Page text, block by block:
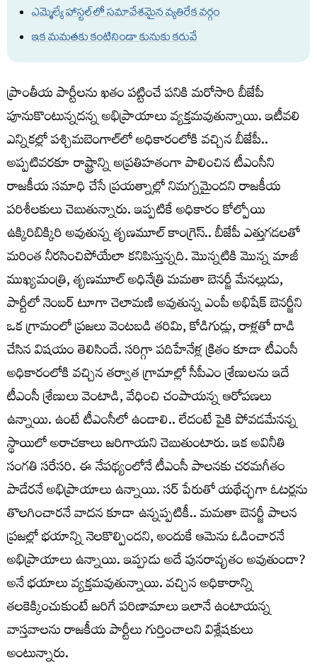
ఎమ్మెల్యే హాస్టల్‌లో సమావేశమైన వ్యతిరేక వర్గం
ఇక మమతకు కంటినిండా కునుకు కరువే
ప్రాంతీయ పార్టీలను ఖతం పట్టించే పనికి మరోసారి బీజేపీ
పూనుకొంటున్నదన్న అభిప్రాయాలు వ్యక్తమవుతున్నాయి. ఇటీవలి
ఎన్నికల్లో పశ్చిమబెంగాల్‌లో అధికారంలోకి వచ్చిన బీజేపీ..
అప్పటివరకూ రాష్ట్రాన్ని అప్రతిహతంగా పాలించిన టీఎంసీని
రాజకీయ సమాధి చేసే ప్రయత్నాల్లో నిమగ్నమైందని రాజకీయ
పరిశీలకులు చెబుతున్నారు. ఇప్పటికే అధికారం కోల్పోయి
ఉక్కిరిబిక్కిరి అవుతున్న తృణమూల్‌ కాంగ్రెస్‌.. బీజేపీ ఎత్తుగడలతో
మరింత నీరసించిపోయేలా కనిపిస్తున్నది. మొన్నటికి మొన్న మాజీ
ముఖ్యమంత్రి, తృణమూల్‌ అధినేత్రి మమతా బెనర్జీ మేనల్లుడు,
పార్టీలో నెంబర్‌ టూగా చెలామణి అవుతున్న ఎంపీ అభిషేక్‌ బెనర్జీని
ఒక గ్రామంలో ప్రజలు వెంటబడి తరిమి, కోడిగుడ్లు, రాళ్లతో దాడి
చేసిన విషయం తెలిసిందే. సరిగ్గా పదిహేనేళ్ల క్రితం కూడా టీఎంసీ
అధికారంలోకి వచ్చిన తర్వాత గ్రామాల్లో సీపీఎం శ్రేణులను ఇదే
టీఎంసీ శ్రేణులు వెంటాడి, వేధించి చంపాయన్న ఆరోపణలు
ఉన్నాయి. ఉంటే టీఎంసీలో ఉండాలి.. లేదంటే పైకి పోవడమేనన్న
స్థాయిలో అరాచకాలు జరిగాయని చెబుతుంటారు. ఇక అవినీతి
సంగతి సరేసరి. ఈ నేపథ్యంలోనే టీఎంసీ పాలనకు చరమగీతం
పాడేరనే అభిప్రాయాలు ఉన్నాయి. సర్‌ పేరుతో యథేచ్ఛగా ఓటర్లను
తొలగించారనే వాదన కూడా ఉన్నప్పటికీ.. మమతా బెనర్జీ పాలన
ప్రజల్లో భయాన్ని నెలకొల్పిందని, అందుకే ఆమెను ఓడించారనే
అభిప్రాయాలు ఉన్నాయి. ఇప్పుడు అదే పునరావృతం అవుతుందా?
అనే భయాలు వ్యక్తమవుతున్నాయి. వచ్చిన అధికారాన్ని
తలకెక్కించుకుంటే జరిగే పరిణామాలు ఇలానే ఉంటాయన్న
వాస్తవాలను రాజకీయ పార్టీలు గుర్తించాలని విశ్లేషకులు
అంటున్నారు.